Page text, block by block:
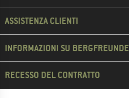
ASSISTENZA CLIENTI
INFORMAZIONI SU BERGFREUNDE
RECESSO DEL CONTRATTO